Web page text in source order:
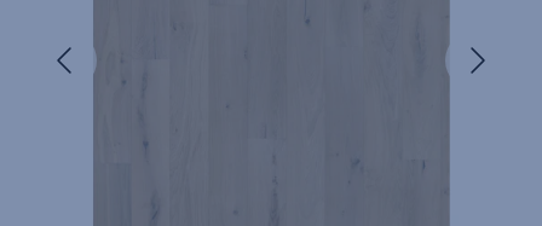
Edellinen